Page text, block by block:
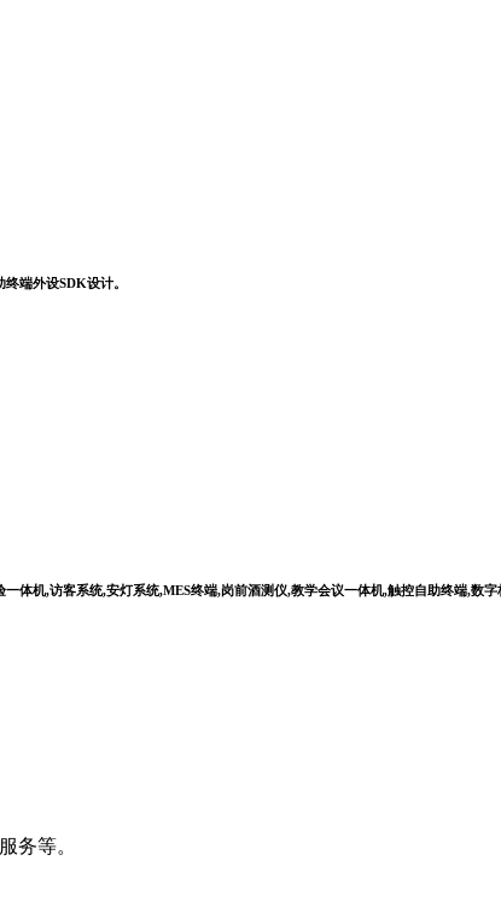
端外设SDK设计。
体机,访客系统,安灯系统,MES终端,岗前酒测仪,教学会议一体机,触控自助终端,数
务等。